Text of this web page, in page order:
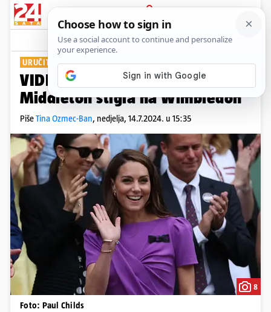
PRIJAVA
Show Komentari
URUČIT ĆE TROFEJ
VIDEO Kakvo oduševljenje! Kate
Middleton stigla na Wimbledon
PišeTina Ozmec-Ban, nedjelja, 14.7.2024. u 15:35
8
Foto: Paul Childs